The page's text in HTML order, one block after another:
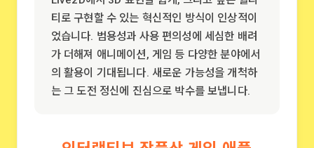
티로 구현할 수 있는 혁신적인 방식이 인상적이
었습니다. 범용성과 사용 편의성에 세심한 배려
가 더해져 애니메이션, 게임 등 다양한 분야에서
의 활용이 기대됩니다. 새로운 가능성을 개척하
는 그 도전 정신에 진심으로 박수를 보냅니다.